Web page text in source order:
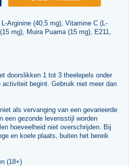
L-Arginine (40,5 mg), Vitamine C (L-
mg), Muira Puama (15 mg), E211,
doorslikken 1 tot 3 theelepels onder
begint. Gebruik niet meer dan
als vervanging van een gevarieerde
een gezonde levensstijl worden
hoeveelheid niet overschrijden. Bij
en koele plaats, buiten het bereik
(18+)